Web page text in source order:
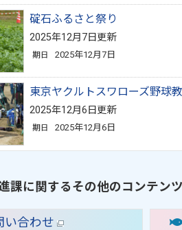
碇石ふるさと祭り
2025年12月7日更新
期日 2025年12月7日
東京ヤクルトスワローズ野球
2025年12月6日更新
期日 2025年12月6日
課に関するその他のコンテンツ
い合わせ